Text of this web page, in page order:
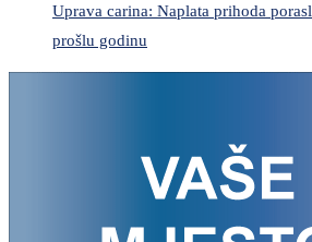
Uprava carina: Naplata prihoda
prošlu godinu